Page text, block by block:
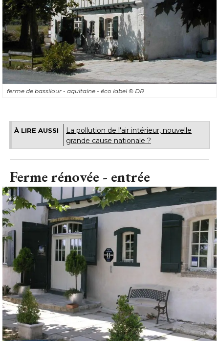
ferme de bassilour - aquitaine - éco label © DR
À LIRE AUSSI
La pollution de l'air intérieur, nouvelle
grande cause nationale ?
Ferme rénovée - entrée